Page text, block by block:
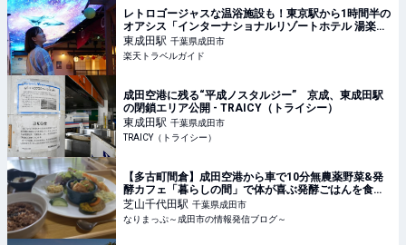
レトロゴージャスな温浴施設も！東京駅から1時間半の
オアシス「インターナショナルリゾートホテル 湯楽
城」宿泊記 【楽天トラベル】
東成田駅 千葉県成田市
楽天トラベルガイド
成田空港に残る“平成ノスタルジー” 京成、東成田駅
の閉鎖エリア公開 - TRAICY（トライシー）
東成田駅 千葉県成田市
TRAICY（トライシー）
【多古町間倉】成田空港から車で10分無農薬野菜&発
酵カフェ「暮らしの間」で体が喜ぶ発酵ごはんを食べ
てきたよ
芝山千代田駅 千葉県成田市
なりまっぷ～成田市の情報発信ブログ～